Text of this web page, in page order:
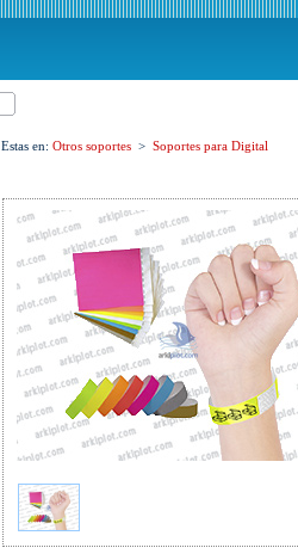
Estas en: Otros soportes > Soportes para Digital